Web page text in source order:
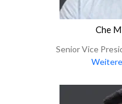
Che
Senior Vice